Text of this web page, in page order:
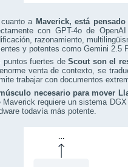
a Maverick, está
con GPT-4o de
razonamiento,
y potentes como Gemini 2.5
puntos fuertes deScout son el
venta de contexto, se
trabajar con documentos
necesario para mover
Maverick requiere un sistema
todavía más potente.